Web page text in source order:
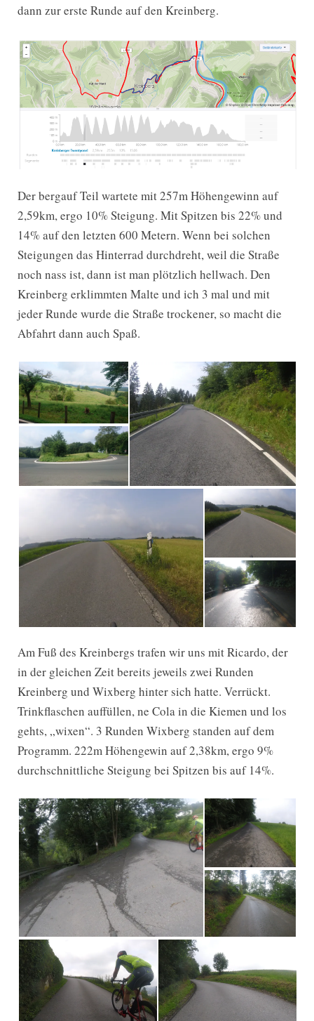
dann zur erste Runde auf den Kreinberg.
Der bergauf Teil wartete mit 257m Höhengewinn auf
2,59km, ergo 10% Steigung. Mit Spitzen bis 22% und
14% auf den letzten 600 Metern. Wenn bei solchen
Steigungen das Hinterrad durchdreht, weil die Straße
noch nass ist, dann ist man plötzlich hellwach. Den
Kreinberg erklimmten Malte und ich 3 mal und mit
jeder Runde wurde die Straße trockener, so macht die
Abfahrt dann auch Spaß.
Am Fuß des Kreinbergs trafen wir uns mit Ricardo, der
in der gleichen Zeit bereits jeweils zwei Runden
Kreinberg und Wixberg hinter sich hatte. Verrückt.
Trinkflaschen auffüllen, ne Cola in die Kiemen und los
gehts, „wixen“. 3 Runden Wixberg standen auf dem
Programm. 222m Höhengewin auf 2,38km, ergo 9%
durchschnittliche Steigung bei Spitzen bis auf 14%.